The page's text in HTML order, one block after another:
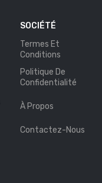
SOCIÉTÉ
Termes Et
Conditions
Politique De
Confidentialité
À Propos
Contactez-Nous